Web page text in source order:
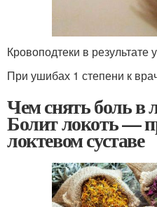
Кровоподтеки в результате
При ушибах 1 степени к
Чем снять боль в
Болит локоть —
локтевом суставе